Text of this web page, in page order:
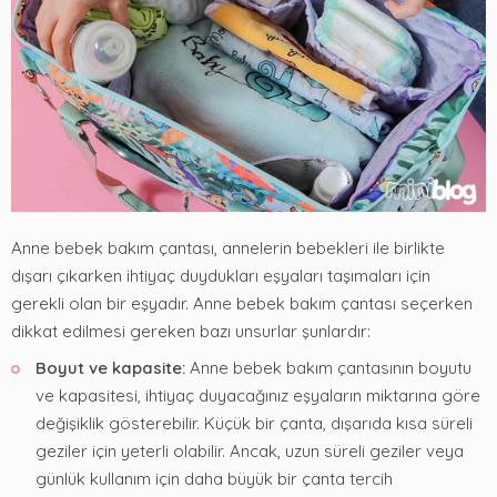
Anne bebek bakım çantası, annelerin bebekleri ile birlikte
dışarı çıkarken ihtiyaç duydukları eşyaları taşımaları için
gerekli olan bir eşyadır. Anne bebek bakım çantası seçerken
dikkat edilmesi gereken bazı unsurlar şunlardır:
Boyut ve kapasite: Anne bebek bakım çantasının boyutu
ve kapasitesi, ihtiyaç duyacağınız eşyaların miktarına göre
değişiklik gösterebilir. Küçük bir çanta, dışarıda kısa süreli
geziler için yeterli olabilir. Ancak, uzun süreli geziler veya
günlük kullanım için daha büyük bir çanta tercih